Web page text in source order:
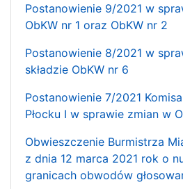
Postanowienie 9/2021 w
ObKW nr 1 oraz ObKW nr 2
Postanowienie 8/2021 w
składzie ObKW nr 6
Postanowienie 7/2021
Płocku I w sprawie zmian w
Obwieszczenie Burmistrza
z dnia 12 marca 2021 rok o
granicach obwodów